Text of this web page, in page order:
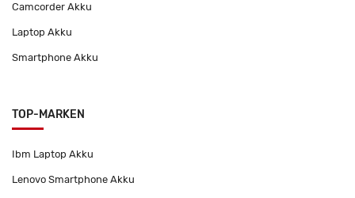
Camcorder Akku
Laptop Akku
Smartphone Akku
TOP-MARKEN
Ibm Laptop Akku
Lenovo Smartphone Akku